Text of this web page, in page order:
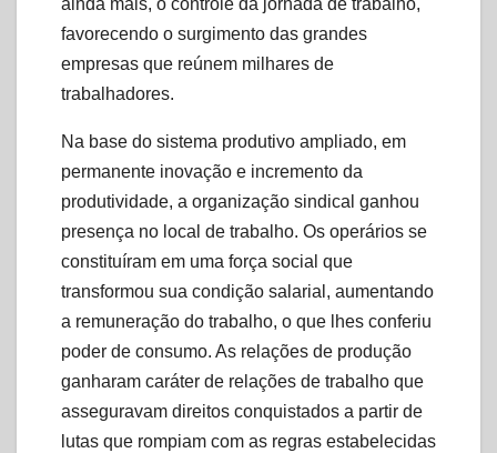
ainda mais, o controle da jornada de trabalho,
favorecendo o surgimento das grandes
empresas que reúnem milhares de
trabalhadores.
Na base do sistema produtivo ampliado, em
permanente inovação e incremento da
produtividade, a organização sindical ganhou
presença no local de trabalho. Os operários se
constituíram em uma força social que
transformou sua condição salarial, aumentando
a remuneração do trabalho, o que lhes conferiu
poder de consumo. As relações de produção
ganharam caráter de relações de trabalho que
asseguravam direitos conquistados a partir de
lutas que rompiam com as regras estabelecidas